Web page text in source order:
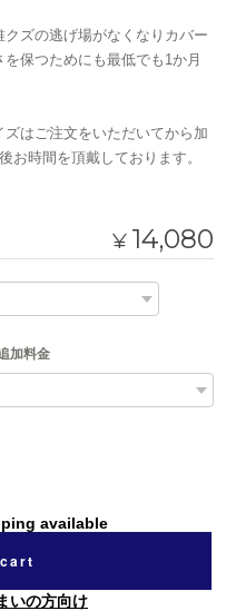
ズの逃げ場がなくなりカバー
保つためにも最低でも1か月
はご注文をいただいてから加
お時間を頂戴しております。
¥ 14,080
加料金
available
いの方向け